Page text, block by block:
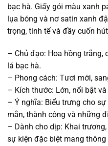
bạc hà. Giấy gói màu xanh
lụa bóng và nơ satin xanh
trọng, tinh tế và đầy cuốn
– Chủ đạo: Hoa hồng trắng,
lá bạc hà.
– Phong cách: Tươi mới,
– Kích thước: Lớn, nổi bật
– Ý nghĩa: Biểu trưng cho
mắn, thành công và những
– Dành cho dịp: Khai
sự kiện đặc biệt mang